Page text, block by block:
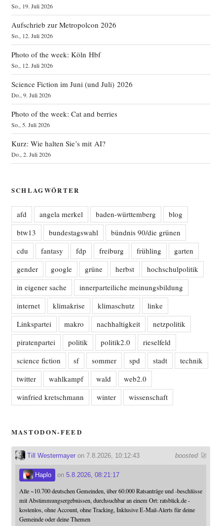
So., 19. Juli 2026
Aufschrieb zur Metropolcon 2026
So., 12. Juli 2026
Photo of the week: Köln Hbf
So., 12. Juli 2026
Science Fiction im Juni (und Juli) 2026
Do., 9. Juli 2026
Photo of the week: Cat and berries
So., 5. Juli 2026
Kurz: Wie halten Sie’s mit AI?
Do., 2. Juli 2026
SCHLAGWÖRTER
afd angela merkel baden-württemberg
blog
btw13
bundestagswahl
bündnis 90/die grünen
cdu
fantasy fdp freiburg frühling
garten
gender
google grüne herbst
hochschulpolitik
in eigener sache
innerparteiliche meinungsbildung
internet
klimakrise klimaschutz
linke
Linkspartei
makro nachhaltigkeit
netzpolitik
piratenpartei
politik politik2.0
rieselfeld
science fiction
sf sommer spd stadt
technik
twitter
wahlkampf wald
web2.0
winfried kretschmann
winter wissenschaft
MASTODON-FEED
boosted 🚀
Till Westermayeron 7.8.2026, 10:12:43
Haplo on 5.8.2026, 08:21:17
Alle ~10.700 deutschen Gemeinden, über 60.000 Ratsanträge und -beschlüsse
mit Abstimmungsergebnissen, durchsuchbar an einem Ort: ratsblick.de -
kostenlos, ohne Account, ohne Tracking, Inklusive E-Mail-Alerts für deine
Gemeinde oder deine Themen